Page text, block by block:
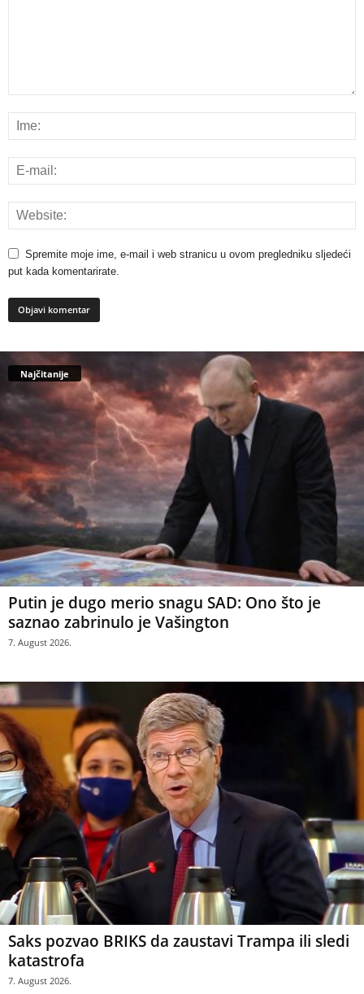
Spremite moje ime, e-mail i web stranicu u ovom pregledniku sljedeći
put kada komentarirate.
Najčitanije
Putin je dugo merio snagu SAD: Ono što je
saznao zabrinulo je Vašington
7. August 2026.
Saks pozvao BRIKS da zaustavi Trampa ili sledi
katastrofa
7. August 2026.